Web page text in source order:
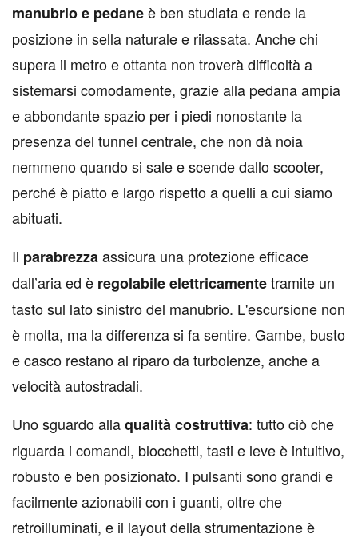
manubrio e pedaneè ben studiata e rende la
posizione in sella naturale e rilassata. Anche chi
supera il metro e ottanta non troverà difficoltà a
sistemarsi comodamente, grazie alla pedana ampia
e abbondante spazio per i piedi nonostante la
presenza del tunnel centrale, che non dà noia
nemmeno quando si sale e scende dallo scooter,
perché è piatto e largo rispetto a quelli a cui siamo
abituati.
Il parabrezzaassicura una protezione efficace
dall’aria ed è regolabile elettricamentetramite un
tasto sul lato sinistro del manubrio. L'escursione non
è molta, ma la differenza si fa sentire. Gambe, busto
e casco restano al riparo da turbolenze, anche a
velocità autostradali.
Uno sguardo allaqualità costruttiva: tutto ciò che
riguarda i comandi, blocchetti, tasti e leve è intuitivo,
robusto e ben posizionato. I pulsanti sono grandi e
facilmente azionabili con i guanti, oltre che
retroilluminati, e il layout della strumentazione è